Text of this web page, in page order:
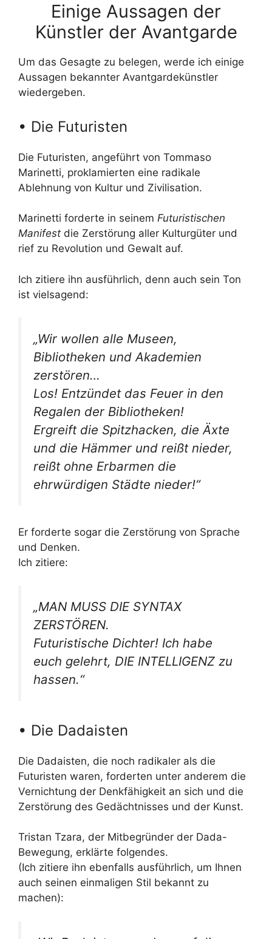
Einige Aussagen der
Künstler der Avantgarde
Um das Gesagte zu belegen, werde ich einige
Aussagen bekannter Avantgardekünstler
wiedergeben.
• Die Futuristen
Die Futuristen, angeführt von Tommaso
Marinetti, proklamierten eine radikale
Ablehnung von Kultur und Zivilisation.
Marinetti forderte in seinem Futuristischen
Manifest die Zerstörung aller Kulturgüter und
rief zu Revolution und Gewalt auf.
Ich zitiere ihn ausführlich, denn auch sein Ton
ist vielsagend:
„Wir wollen alle Museen,
Bibliotheken und Akademien
zerstören…
Los! Entzündet das Feuer in den
Regalen der Bibliotheken!
Ergreift die Spitzhacken, die Äxte
und die Hämmer und reißt nieder,
reißt ohne Erbarmen die
ehrwürdigen Städte nieder!“
Er forderte sogar die Zerstörung von Sprache
und Denken.
Ich zitiere:
„MAN MUSS DIE SYNTAX
ZERSTÖREN.
Futuristische Dichter! Ich habe
euch gelehrt, DIE INTELLIGENZ zu
hassen.“
• Die Dadaisten
Die Dadaisten, die noch radikaler als die
Futuristen waren, forderten unter anderem die
Vernichtung der Denkfähigkeit an sich und die
Zerstörung des Gedächtnisses und der Kunst.
Tristan Tzara, der Mitbegründer der Dada-
Bewegung, erklärte folgendes.
(Ich zitiere ihn ebenfalls ausführlich, um Ihnen
auch seinen einmaligen Stil bekannt zu
machen):